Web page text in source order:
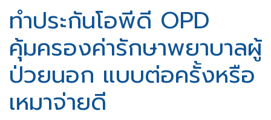
ทำประกันโอพีดี OPD
คุ้มครองค่ารักษาพยาบาลผู้
ป่วยนอก แบบต่อครั้งหรือ
เหมาจ่ายดี